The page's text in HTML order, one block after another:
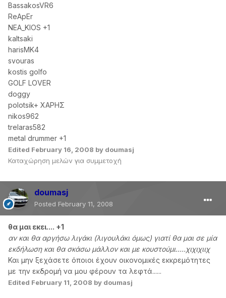
BassakosVR6
ReApEr
NEA_KIOS +1
kaltsaki
harisMK4
svouras
kostis golfo
GOLF LOVER
doggy
polotsik+ ΧΑΡΗΣ
nikos962
trelaras582
metal drummer +1
Edited February 16, 2008 by doumasj
Καταχώρηση μελών για συμμετοχή
doumasj
Posted February 11, 2008
θα μαι εκει.... +1
αν και θα αργήσω λιγάκι (λιγουλάκι όμως) γιατί θα μαι σε μία
εκδήλωση και θα σκάσω μάλλον και με κουστούμι.....χιχιχιιχ
Και μην ξεχάσετε όποιοι έχουν οικονομικές εκκρεμότητες
με την εκδρομή να μου φέρουν τα λεφτά......
Edited February 11, 2008 by doumasj